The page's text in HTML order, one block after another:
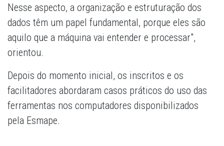
Nesse aspecto, a organização e estruturação dos
dados têm um papel fundamental, porque eles são
aquilo que a máquina vai entender e processar",
orientou.
Depois do momento inicial, os inscritos e os
facilitadores abordaram casos práticos do uso das
ferramentas nos computadores disponibilizados
pela Esmape.